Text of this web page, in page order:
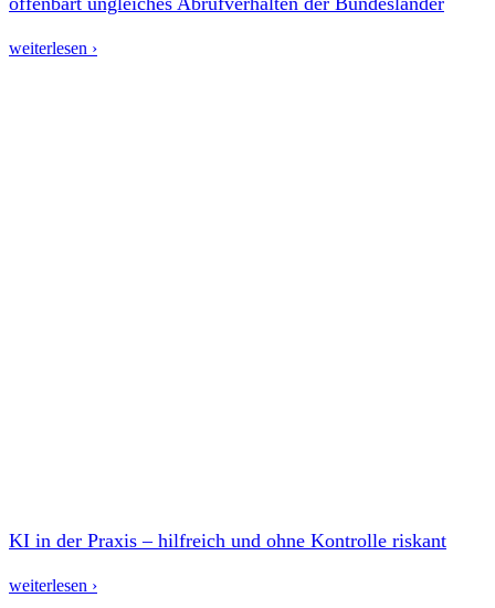
weiterlesen ›
KI in der Praxis – hilfreich und ohne Kontrolle riskant
weiterlesen ›